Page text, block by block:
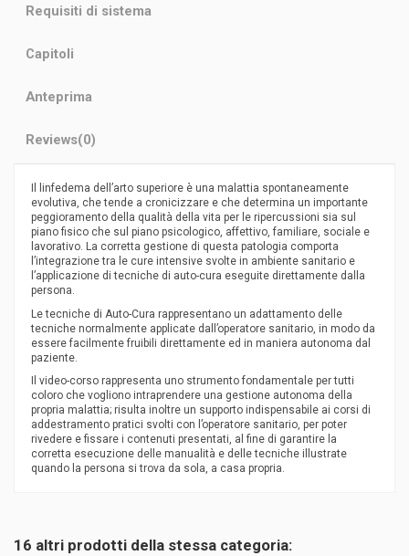
Requisiti di sistema
Capitoli
Anteprima
Reviews(0)
Il linfedema dell’arto superiore è una malattia spontaneamente
evolutiva, che tende a cronicizzare e che determina un importante
peggioramento della qualità della vita per le ripercussioni sia sul
piano fisico che sul piano psicologico, affettivo, familiare, sociale e
lavorativo. La corretta gestione di questa patologia comporta
l’integrazione tra le cure intensive svolte in ambiente sanitario e
l’applicazione di tecniche di auto-cura eseguite direttamente dalla
persona.
Le tecniche di Auto-Cura rappresentano un adattamento delle
tecniche normalmente applicate dall’operatore sanitario, in modo da
essere facilmente fruibili direttamente ed in maniera autonoma dal
paziente.
Il video-corso rappresenta uno strumento fondamentale per tutti
coloro che vogliono intraprendere una gestione autonoma della
propria malattia; risulta inoltre un supporto indispensabile ai corsi di
addestramento pratici svolti con l’operatore sanitario, per poter
rivedere e fissare i contenuti presentati, al fine di garantire la
corretta esecuzione delle manualità e delle tecniche illustrate
quando la persona si trova da sola, a casa propria.
16 altri prodotti della stessa categoria: